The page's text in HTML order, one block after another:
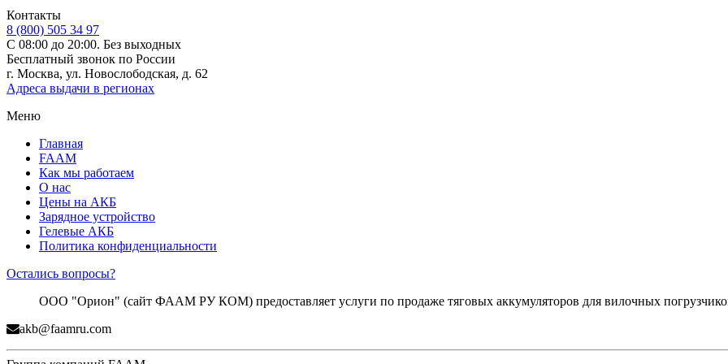
Контакты
8 (800) 505 34 97
С 08:00 до 20:00. Без выходных
Бесплатный звонок по России
г. Москва, ул. Новослободская, д. 62
Адреса выдачи в регионах
Меню
Главная
FAAM
Как мы работаем
О нас
Цены на АКБ
Зарядное устройство
Гелевые АКБ
Политика конфиденциальности
Остались вопросы?
ООО "Орион" (сайт ФААМ РУ КОМ) предоставляет услуги по продаже тяговых аккумуляторов для вилочных
akb@faamru.com